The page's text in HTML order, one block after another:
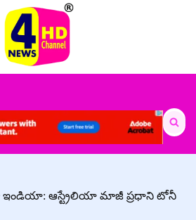
Search
for:
ఇండియా: ఆస్ట్రేలియా మాజీ ప్రధాని టోనీ